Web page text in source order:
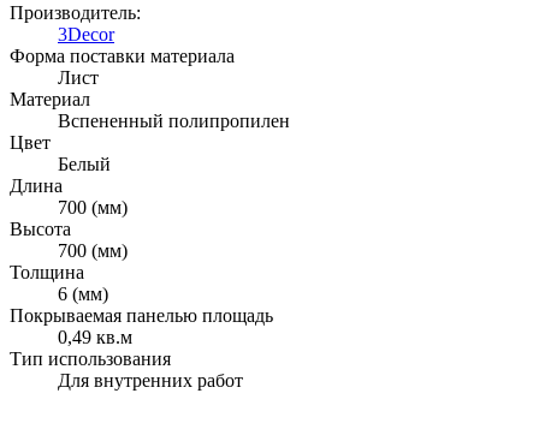
Производитель:
3Decor
Форма поставки материала
Лист
Материал
Вспененный полипропилен
Цвет
Белый
Длина
700 (мм)
Высота
700 (мм)
Толщина
6 (мм)
Покрываемая панелью площадь
0,49 кв.м
Тип использования
Для внутренних работ